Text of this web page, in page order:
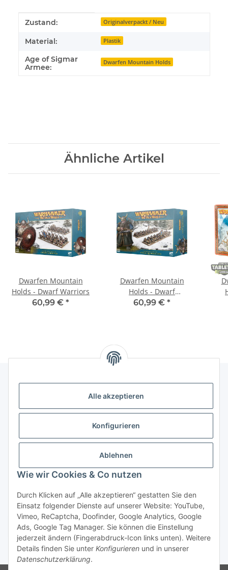
Alle akzeptieren
Konfigurieren
Ablehnen
Wie wir Cookies & Co nutzen
Durch Klicken auf „Alle akzeptieren“ gestatten Sie den
Einsatz folgender Dienste auf unserer Website: YouTube,
Vimeo, ReCaptcha, Doofinder, Google Analytics, Google
Ads, Google Tag Manager. Sie können die Einstellung
jederzeit ändern (Fingerabdruck-Icon links unten). Weitere
Details finden Sie unter Konfigurieren und in unserer
Datenschutzerklärung.
Produkteigenschaft
Wert
Zustand: Originalverpackt / Neu
Material: Plastik
Age of Sigmar
Armee:
Dwarfen Mountain Holds
Ähnliche Artikel
Dwarfen Mountain
Holds - Dwarf Warriors
60,99 € *
Dwarfen Mountain
Holds - Dwarf
Quarrellers
60,99 € *
Gesetzliche Informationen
Bestellung wiederrufen
* Alle Preise inkl. gesetzlicher USt., zzgl.Versand